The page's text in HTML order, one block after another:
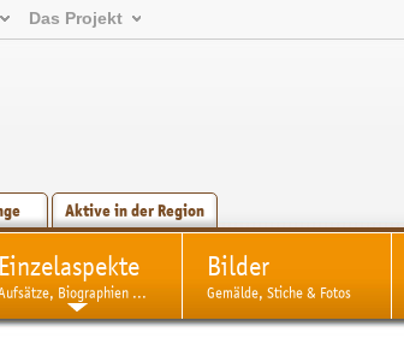
Das Projekt
Aktive in der Region
Einzelaspekte
Biographien ...
Bilder
Gemälde, Stiche & Fotos